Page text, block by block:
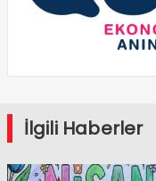
İlgili Haberler